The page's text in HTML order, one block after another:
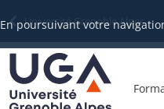
En poursuivant votre
Université Grenoble Alpes